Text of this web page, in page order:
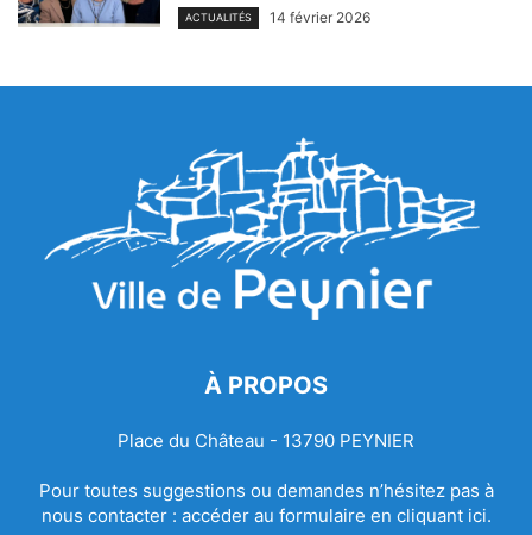
ACTUALITÉS 14 février 2026
À PROPOS
Place du Château - 13790 PEYNIER
Pour toutes suggestions ou demandes n’hésitez pas à
nous contacter : accéder au formulaire en cliquant ici.